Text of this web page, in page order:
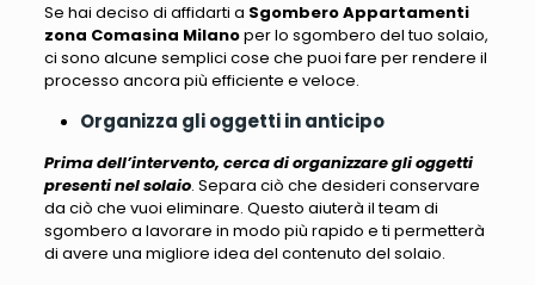
Se hai deciso di affidarti a Sgombero Appartamenti
zona Comasina Milanoper lo sgombero del tuo solaio,
ci sono alcune semplici cose che puoi fare per rendere il
processo ancora più efficiente e veloce.
Organizza gli oggetti in anticipo
Prima dell’intervento, cerca di organizzare gli oggetti
presenti nel solaio. Separa ciò che desideri conservare
da ciò che vuoi eliminare. Questo aiuterà il team di
sgombero a lavorare in modo più rapido eti permetterà
di avere una migliore idea del contenuto del solaio.